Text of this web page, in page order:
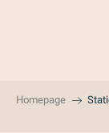
Homepage